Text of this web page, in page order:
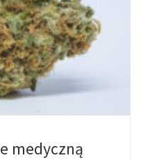
i tworzy nowy program
medyczną